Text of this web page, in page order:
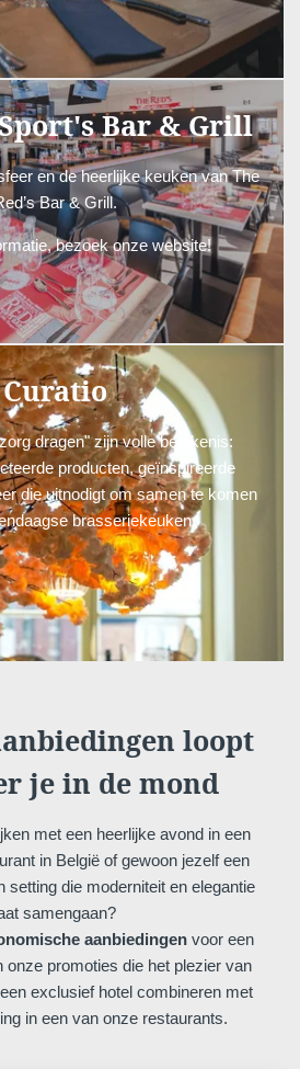
BISTRO MARTIN
Bar & Grill
en de heerlijke keuken van The
Bar & Grill.
bezoek onze website!
THE RED'S
Curatio
dragen" zijn volle betekenis:
producten, geïnspireerde
die uitnodigt om samen te komen
brasseriekeuken.
CURATIO
loopt
je in de mond
met een heerlijke avond in een
in België of gewoon jezelf een
setting die moderniteit en elegantie
samengaan?
aanbiedingenvoor een
onze promoties die het plezier van
exclusief hotel combineren met
in een van onze restaurants.